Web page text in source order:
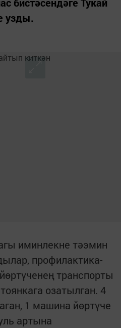
узды.
иминлекне тәэмин
профилактика-
транспорты
озатылган. 4
1 машина йөртүче
артына